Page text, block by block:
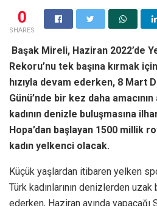
0
SHARES
Başak Mireli, Haziran 2022’de
Rekoru’nu tek başına kırmak
hızıyla devam ederken, 8 Mart
Günü’nde bir kez daha
kadının denizle buluşmasına
Hopa’dan başlayan 1500 millik
kadın yelkenci olacak.
Küçük yaşlardan itibaren yelken
Türk kadınlarının denizlerden uzak
ederken, Haziran ayında yapacağı